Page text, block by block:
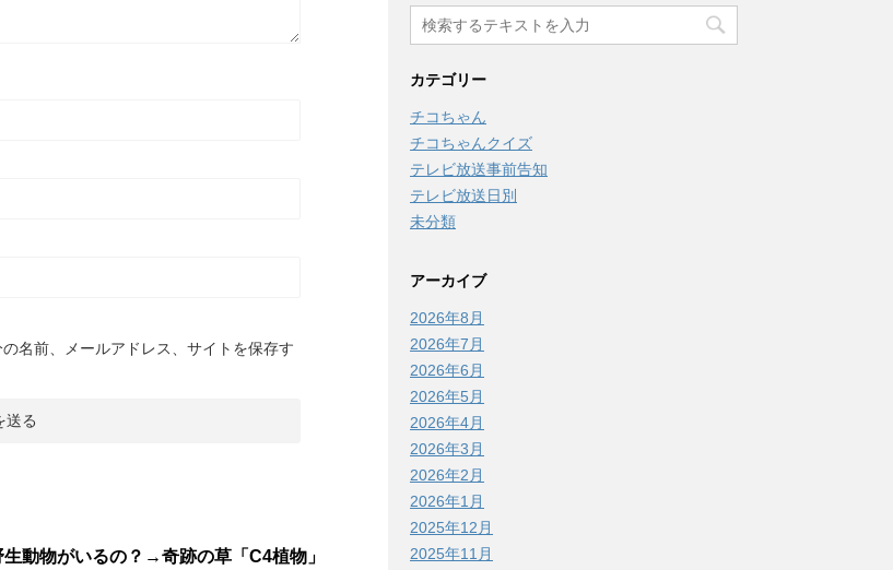
名前、メールアドレス、サイトを保存す
動物がいるの？→奇跡の草「C4植物」
カテゴリー
チコちゃん
チコちゃんクイズ
テレビ放送事前告知
テレビ放送日別
未分類
アーカイブ
2026年8月
2026年7月
2026年6月
2026年5月
2026年4月
2026年3月
2026年2月
2026年1月
2025年12月
2025年11月